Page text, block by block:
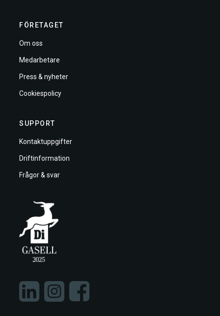
FÖRETAGET
Om oss
Medarbetare
Press & nyheter
Cookiespolicy
SUPPORT
Kontaktuppgifter
Driftinformation
Frågor & svar